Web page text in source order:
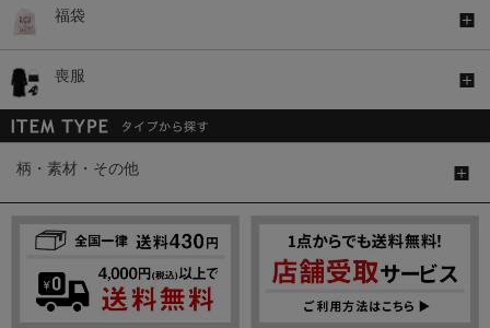
福袋
喪服
柄・素材・その他